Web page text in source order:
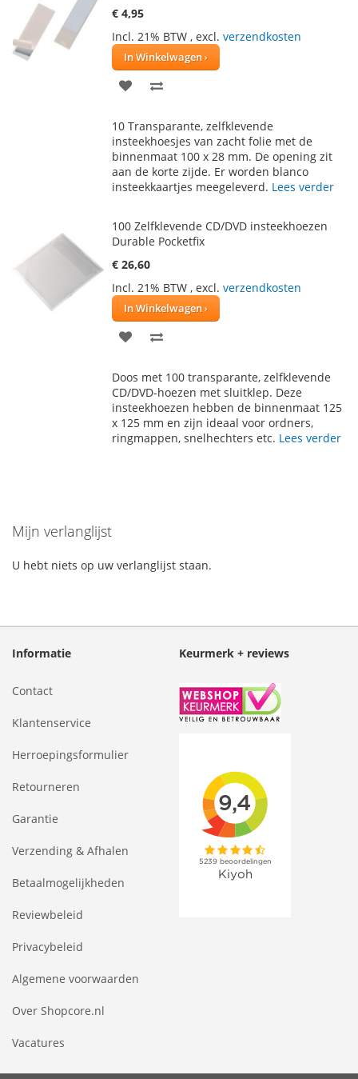
€ 4,95
Incl. 21% BTW , excl. verzendkosten
In Winkelwagen
VOEG
AAN
VERLANGLIJST
TE
VERGELIJKEN
10 Transparante, zelfklevende
insteekhoesjes van zacht folie met de
binnenmaat 100 x 28 mm. De opening zit
aan de korte zijde. Er worden blanco
insteekkaartjes meegeleverd. Lees verder
100 Zelfklevende CD/DVD insteekhoezen
Durable Pocketfix
€ 26,60
Incl. 21% BTW , excl. verzendkosten
In Winkelwagen
VOEG
AAN
VERLANGLIJST
TE
VERGELIJKEN
Doos met 100 transparante, zelfklevende
CD/DVD-hoezen met sluitklep. Deze
insteekhoezen hebben de binnenmaat 125
x 125 mm en zijn ideaal voor ordners,
ringmappen, snelhechters etc. Lees verder
Mijn verlanglijst
U hebt niets op uw verlanglijst staan.
Informatie
Contact
Klantenservice
Herroepingsformulier
Retourneren
Garantie
Verzending & Afhalen
Betaalmogelijkheden
Reviewbeleid
Privacybeleid
Algemene voorwaarden
Over Shopcore.nl
Vacatures
Keurmerk + reviews